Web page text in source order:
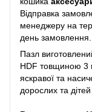
Відправка
менеджеру на
день замовлення.
Пазл
HDF товщиною 3
яскравої та
дорослих та дітей